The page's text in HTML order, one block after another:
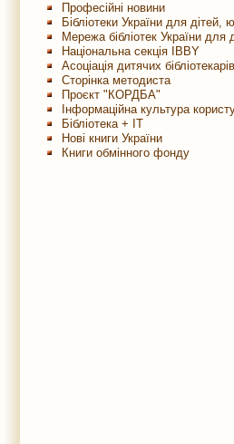
Професійні новини
Бібліотеки України для дітей,
Мережа бібліотек України для
Національна секція IBBY
Асоціація дитячих бібліотекарів
Сторінка методиста
Проєкт "КОРДБА"
Інформаційна культура
Бібліотека + IT
Нові книги України
Книги обмінного фонду